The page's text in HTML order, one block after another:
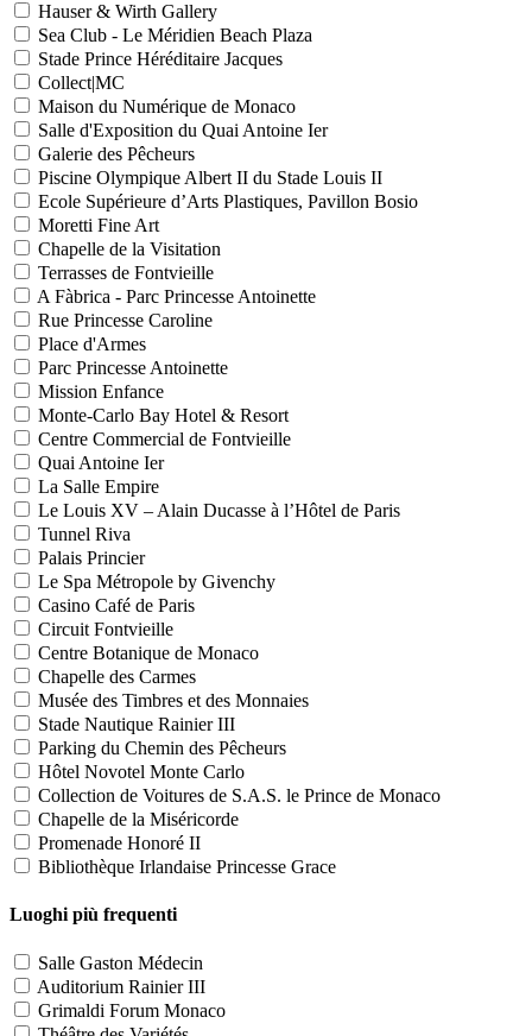
Hauser & Wirth Gallery
Sea Club - Le Méridien Beach Plaza
Stade Prince Héréditaire Jacques
Collect|MC
Maison du Numérique de Monaco
Salle d'Exposition du Quai Antoine Ier
Galerie des Pêcheurs
Piscine Olympique Albert II du Stade Louis II
Ecole Supérieure d’Arts Plastiques, Pavillon Bosio
Moretti Fine Art
Chapelle de la Visitation
Terrasses de Fontvieille
A Fàbrica - Parc Princesse Antoinette
Rue Princesse Caroline
Place d'Armes
Parc Princesse Antoinette
Mission Enfance
Monte-Carlo Bay Hotel & Resort
Centre Commercial de Fontvieille
Quai Antoine Ier
La Salle Empire
Le Louis XV – Alain Ducasse à l’Hôtel de Paris
Tunnel Riva
Palais Princier
Le Spa Métropole by Givenchy
Casino Café de Paris
Circuit Fontvieille
Centre Botanique de Monaco
Chapelle des Carmes
Musée des Timbres et des Monnaies
Stade Nautique Rainier III
Parking du Chemin des Pêcheurs
Hôtel Novotel Monte Carlo
Collection de Voitures de S.A.S. le Prince de Monaco
Chapelle de la Miséricorde
Promenade Honoré II
Bibliothèque Irlandaise Princesse Grace
Luoghi più frequenti
Salle Gaston Médecin
Auditorium Rainier III
Grimaldi Forum Monaco